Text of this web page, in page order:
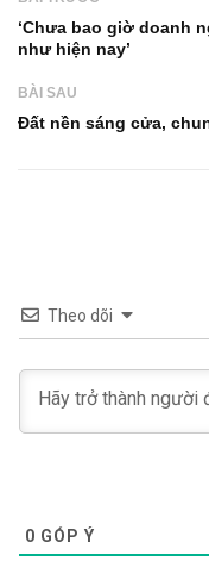
‘Chưa bao giờ doanh
như hiện nay’
BÀI SAU
Đất nền sáng cửa,
Theo dõi
0 GÓP Ý